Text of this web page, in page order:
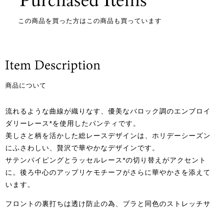
この商品を買った方はこの商品も買っています
商品について
流れるような曲線が織りなす、優美なバロック調のエンブロイ
ダリーレース*を使用したパンティです。
美しさと柄を活かした総レースデザインは、ホリデーシーズン
にふさわしい、贅沢で華やかなデザインです。
サテンパイピングとラッセルレース*の切り替えがアクセント
に。後ろ中心のアップリケモチーフがさらに華やかさを添えて
います。
フロントの裏打ちは透け防止の為、ブラと同色のストレッチサ